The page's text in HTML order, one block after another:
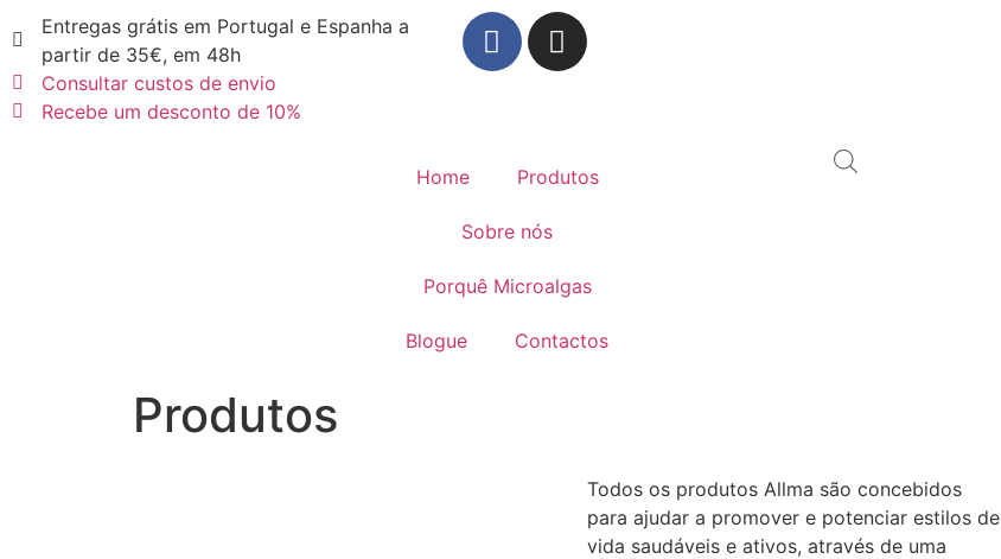
Entregas grátis em Portugal e Espanha a
partir de 35€, em 48h
Consultar custos de envio
Recebe um desconto de 10%
Home Produtos
Sobre nós
Porquê Microalgas
Blogue Contactos
Produtos
Todos os produtos Allma são concebidos
para ajudar a promover e potenciar estilos de
vida saudáveis e ativos, através de uma